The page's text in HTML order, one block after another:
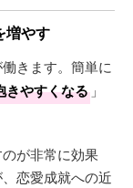
増やす
きます。簡単に
きやすくなる 」
が非常に効果
恋愛成就への近